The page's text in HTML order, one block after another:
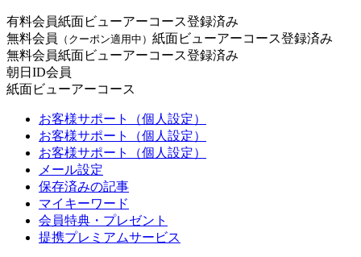
有料会員紙面ビューアーコース登録済み
無料会員
（クーポン適用中） 紙面ビューアーコース登録済み
無料会員紙面ビューアーコース登録済み
朝日ID会員
紙面ビューアーコース
お客様サポート（個人設定）
お客様サポート（個人設定）
お客様サポート（個人設定）
メール設定
保存済みの記事
マイキーワード
会員特典・プレゼント
提携プレミアムサービス